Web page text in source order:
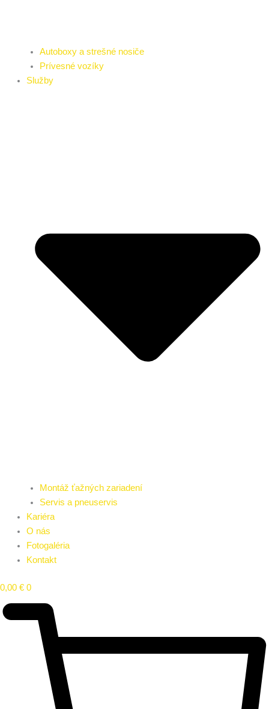
Autoboxy a strešné nosiče
Prívesné vozíky
Služby
Montáž ťažných zariadení
Servis a pneuservis
Kariéra
O nás
Fotogaléria
Kontakt
0,00 € 0